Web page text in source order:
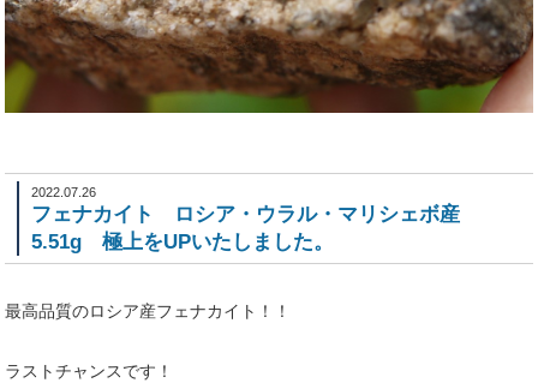
2022.07.26
フェナカイト ロシア・ウラル・マリシェボ産
5.51g 極上をUPいたしました。
最高品質のロシア産フェナカイト！！
ラストチャンスです！